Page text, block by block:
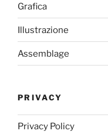
Grafica
Illustrazione
Assemblage
PRIVACY
Privacy Policy